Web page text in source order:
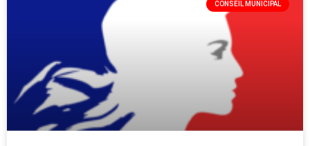
CONSEIL MUNICIPAL